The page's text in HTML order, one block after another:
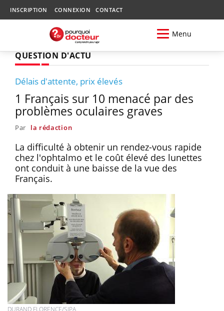
INSCRIPTION CONNEXION CONTACT
Menu
QUESTION D'ACTU
Délais d'attente, prix élevés
1 Français sur 10 menacé par des
problèmes oculaires graves
Par la rédaction
La difficulté à obtenir un rendez-vous rapide
chez l'ophtalmo et le coût élevé des lunettes
ont conduit à une baisse de la vue des
Français.
DURAND FLORENCE/SIPA